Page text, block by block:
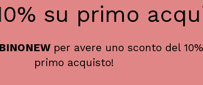
su primo
per avere uno sconto del
primo acquisto!